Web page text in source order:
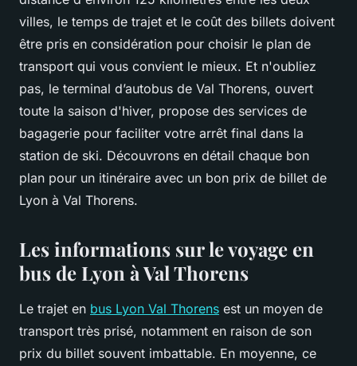
villes, le temps de trajet et le coût des billets doivent
être pris en considération pour choisir le plan de
transport qui vous convient le mieux. Et n'oubliez
pas, le terminal d’autobus de Val Thorens, ouvert
toute la saison d'hiver, propose des services de
bagagerie pour faciliter votre arrêt final dans la
station de ski. Découvrons en détail chaque bon
plan pour un itinéraire avec un bon prix de billet de
Lyon à Val Thorens.
Les informations sur le voyage en
bus de Lyon à Val Thorens
Le trajet en bus Lyon Val Thorens est un moyen de
transport très prisé, notamment en raison de son
prix du billet souvent imbattable. En moyenne, ce